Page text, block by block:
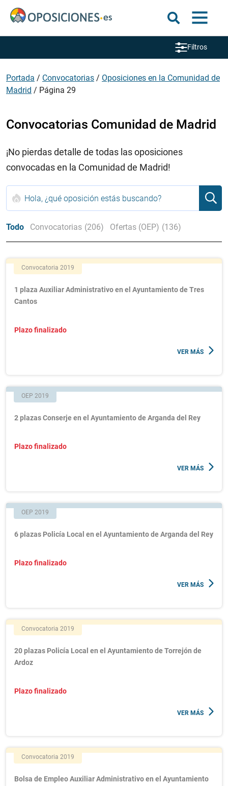
Filtros
Portada / Convocatorias / Oposiciones en la Comunidad de
Madrid / Página 29
Convocatorias Comunidad de Madrid
¡No pierdas detalle de todas las oposiciones
convocadas en la Comunidad de Madrid!
Todo Convocatorias (206) Ofertas (OEP) (136)
Convocatoria 2019
1 plaza Auxiliar Administrativo en el Ayuntamiento de Tres
Cantos
Plazo finalizado
VER MÁS
OEP 2019
2 plazas Conserje en el Ayuntamiento de Arganda del Rey
Plazo finalizado
VER MÁS
OEP 2019
6 plazas Policía Local en el Ayuntamiento de Arganda del Rey
Plazo finalizado
VER MÁS
Convocatoria 2019
20 plazas Policía Local en el Ayuntamiento de Torrejón de
Ardoz
Plazo finalizado
VER MÁS
Convocatoria 2019
Bolsa de Empleo Auxiliar Administrativo en el Ayuntamiento